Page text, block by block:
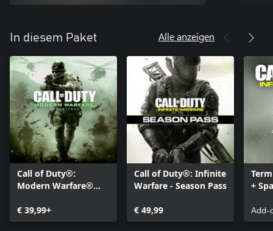
In diesem Paket Alle anzeigen
Call of Duty®:
Modern Warfare®
€ 39,99+
Call of Duty®: Infinite
Warfare - Season Pass
€ 49,99
+
Add-